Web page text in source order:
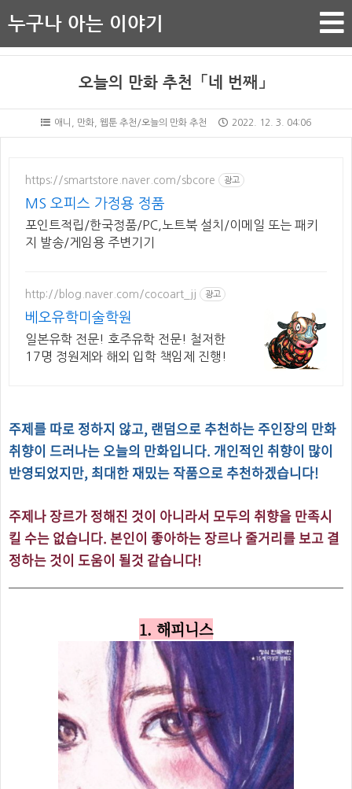
누구나 아는 이야기
오늘의 만화 추천「네 번째」
애니, 만화, 웹툰 추천/오늘의 만화 추천 2022. 12. 3. 04:06
https://smartstore.naver.com/sbcore 광고
MS 오피스 가정용 정품
포인트적립/한국정품/PC,노트북 설치/이메일 또는 패키
지 발송/게임용 주변기기
http://blog.naver.com/cocoart_jj 광고
베오유학미술학원
일본유학 전문! 호주유학 전문! 철저한
17명 정원제와 해외 입학 책임제 진행!
주제를 따로 정하지 않고, 랜덤으로 추천하는 주인장의 만화
취향이 드러나는 오늘의 만화입니다. 개인적인 취향이 많이
반영되었지만, 최대한 재밌는 작품으로 추천하겠습니다!
주제나 장르가 정해진 것이 아니라서 모두의 취향을 만족시
킬 수는 없습니다. 본인이 좋아하는 장르나 줄거리를 보고 결
정하는 것이 도움이 될것 같습니다!
1. 해피니스